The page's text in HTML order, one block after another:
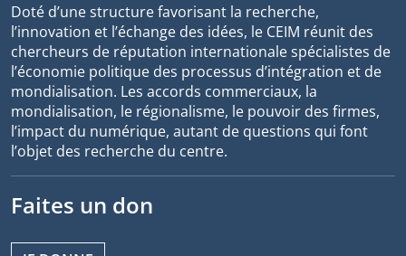
Doté d’une structure favorisant la recherche,
l’innovation et l’échange des idées, le CEIM réunit des
chercheurs de réputation internationale spécialistes de
l’économie politique des processus d’intégration et de
mondialisation. Les accords commerciaux, la
mondialisation, le régionalisme, le pouvoir des firmes,
l’impact du numérique, autant de questions qui font
l’objet des recherche du centre.
Faites un don